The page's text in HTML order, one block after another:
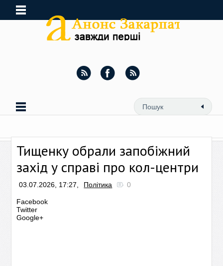
Тищенку обрали запобіжний
захід у справі про кол-центри
03.07.2026, 17:27, Політика 0
Facebook
Twitter
Google+